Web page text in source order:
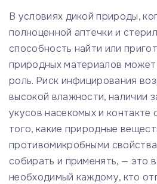
В условиях дикой природы,
полноценной аптечки и
способность найти или
природных материалов
роль. Риск инфицирования
высокой влажности, наличии
укусов насекомых и контакте
того, какие природные
противомикробными
собирать и применять, — это
необходимый каждому, кто